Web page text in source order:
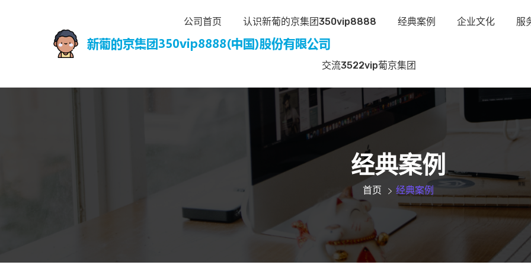
公司首页 认识新葡的京集团350vip8888 经典案例 企业文化 服
交流3522vip葡京集团
经典案例
首页 经典案例